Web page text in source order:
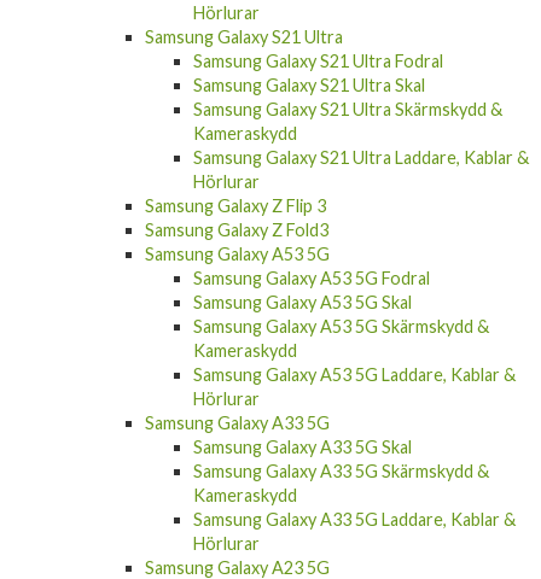
Hörlurar
Samsung Galaxy S21 Ultra
Samsung Galaxy S21 Ultra Fodral
Samsung Galaxy S21 Ultra Skal
Samsung Galaxy S21 Ultra Skärmskydd &
Kameraskydd
Samsung Galaxy S21 Ultra Laddare, Kablar &
Hörlurar
Samsung Galaxy Z Flip 3
Samsung Galaxy Z Fold3
Samsung Galaxy A53 5G
Samsung Galaxy A53 5G Fodral
Samsung Galaxy A53 5G Skal
Samsung Galaxy A53 5G Skärmskydd &
Kameraskydd
Samsung Galaxy A53 5G Laddare, Kablar &
Hörlurar
Samsung Galaxy A33 5G
Samsung Galaxy A33 5G Skal
Samsung Galaxy A33 5G Skärmskydd &
Kameraskydd
Samsung Galaxy A33 5G Laddare, Kablar &
Hörlurar
Samsung Galaxy A23 5G